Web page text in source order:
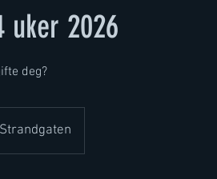
uker 2026
deg?
Strandgaten